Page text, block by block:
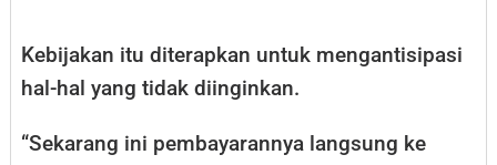
Kebijakan itu diterapkan untuk mengantisipasi
hal-hal yang tidak diinginkan.
“Sekarang ini pembayarannya langsung ke